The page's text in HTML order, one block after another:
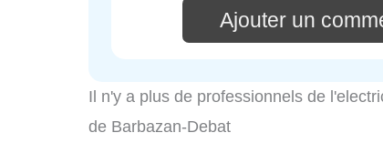
Ajouter un
Il n'y a plus de professionnels de
de Barbazan-Debat